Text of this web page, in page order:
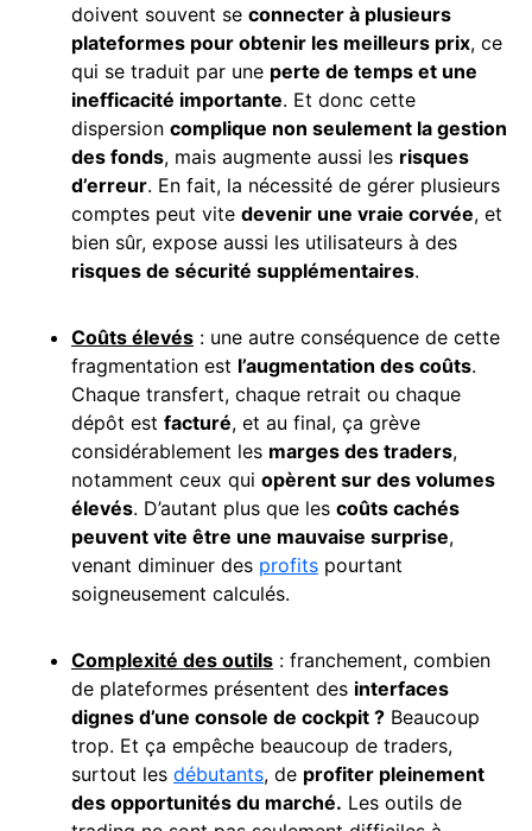
doivent souvent se connecter à plusieurs
plateformes pour obtenir les meilleurs prix, ce
qui se traduit par une perte de temps et une
inefficacité importante. Et donc cette
dispersion complique non seulement la gestion
des fonds, mais augmente aussi les risques
d’erreur. En fait, la nécessité de gérer plusieurs
comptes peut vite devenir une vraie corvée, et
bien sûr, expose aussi les utilisateurs à des
risques de sécurité supplémentaires.
Coûts élevés : une autre conséquence de cette
fragmentation est l’augmentation des coûts.
Chaque transfert, chaque retrait ou chaque
dépôt est facturé, et au final, ça grève
considérablement les marges des traders,
notamment ceux qui opèrent sur des volumes
élevés. D’autant plus que les coûts cachés
peuvent vite être une mauvaise surprise,
venant diminuer des profits pourtant
soigneusement calculés.
Complexité des outils : franchement, combien
de plateformes présentent des interfaces
dignes d’une console de cockpit ? Beaucoup
trop. Et ça empêche beaucoup de traders,
surtout les débutants, de profiter pleinement
des opportunités du marché. Les outils de